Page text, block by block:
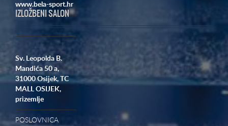
www.bela-sport.hr
IZLOŽBENI SALON
Sv. Leopolda B.
Mandića 50 a,
31000 Osijek, TC
MALL OSIJEK,
prizemlje
POSLOVNICA